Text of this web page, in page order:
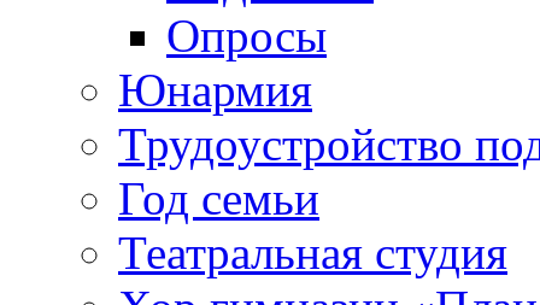
Опросы
Юнармия
Трудоустройство
Год семьи
Театральная студия